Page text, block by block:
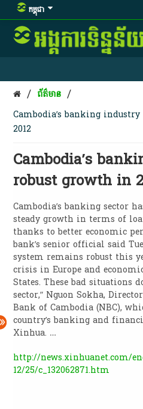
កម្ពុជា
/ ព័ត៌មាន /
Cambodia’s banking
2012
Cambodia’s
robust growth in
Cambodia’s banking sector
steady growth in terms of
thanks to better economic
bank’s senior official said
system remains robust this
crisis in Europe and
States. These bad situations
sector,” Nguon Sokha,
Bank of Cambodia (NBC),
country’s banking and
Xinhua. …
http://news.xinhuanet.com/
12/25/c_132062871.htm